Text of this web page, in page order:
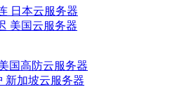
日本云服务器
美国云服务器
国高防云服务器
新加坡云服务器